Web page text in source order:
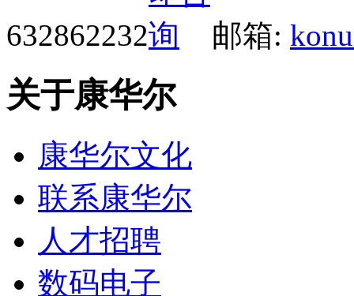
632862232 邮箱:
关于康华尔
康华尔文化
联系康华尔
人才招聘
数码电子